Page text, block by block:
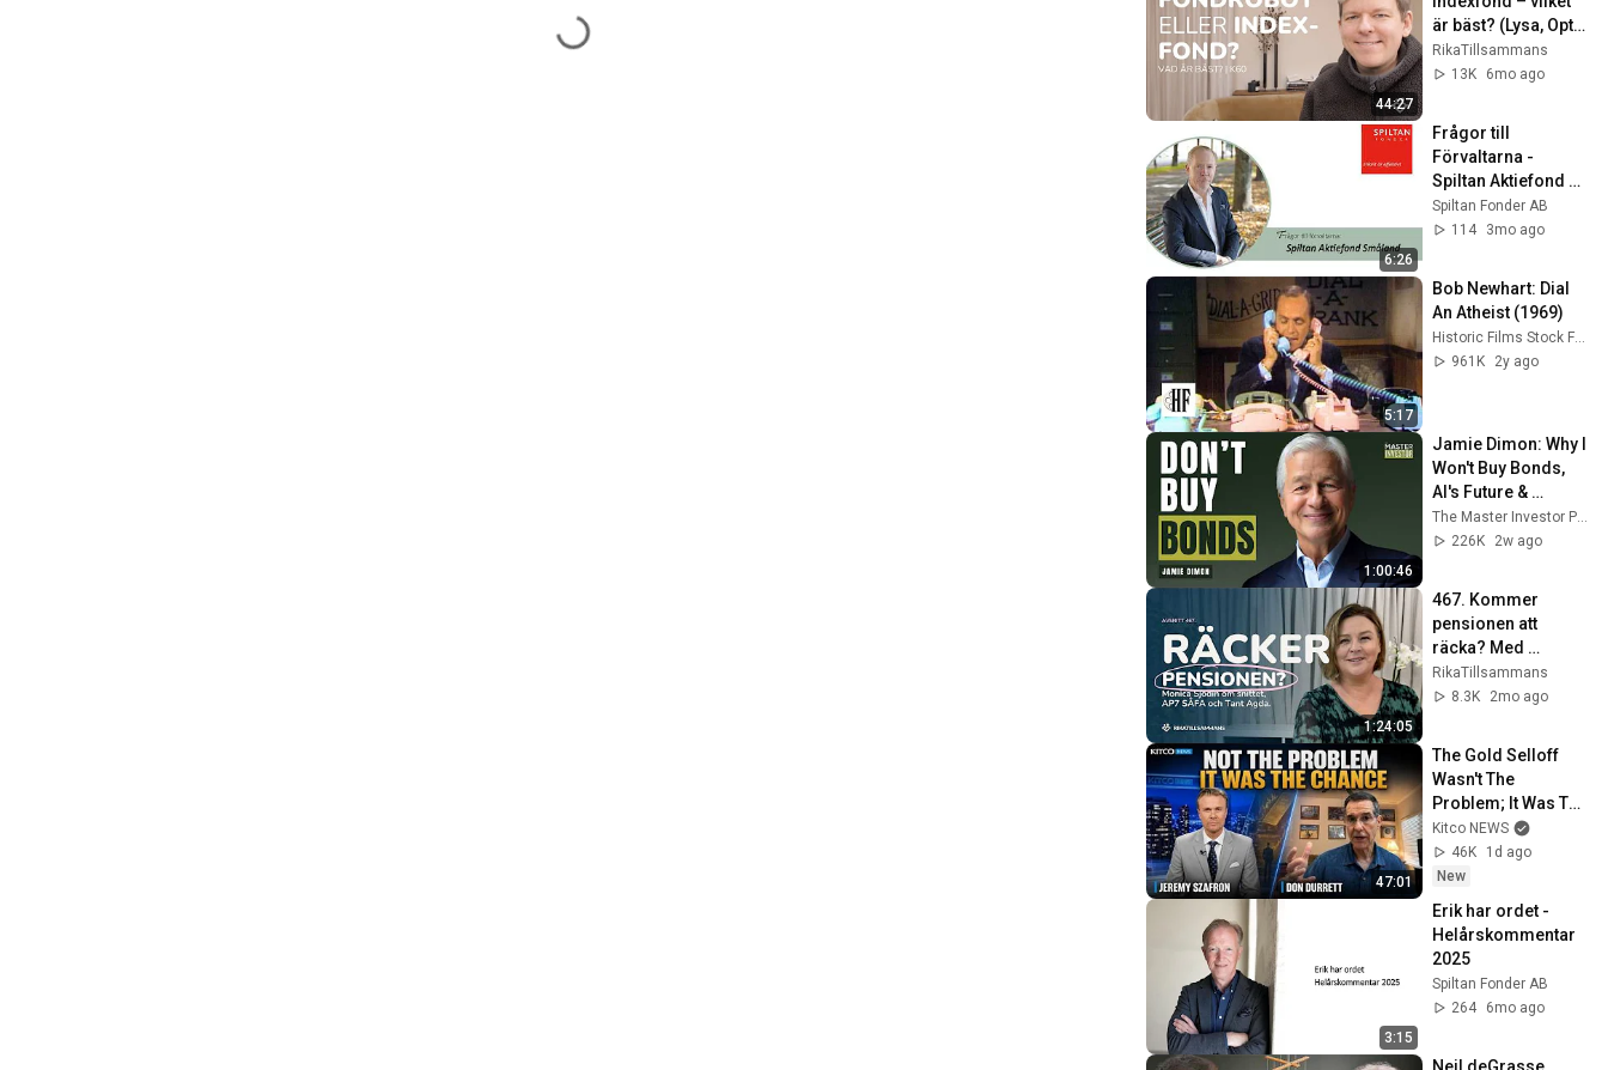
44:27
är bäst? (Lysa, Opti
eller göra det själv)
| K60
RikaTillsammans
13K
6mo ago
6:26
Frågor till
Förvaltarna -
Spiltan Aktiefond
Småland
Spiltan Fonder AB
114
3mo ago
5:17
Bob Newhart: Dial
An Atheist (1969)
Historic Films Stock Footage Archive
961K
2y ago
1:00:46
Jamie Dimon: Why I
Won't Buy Bonds,
AI's Future &
Leadership
Lessons
The Master Investor Podcast with Wilfred Frost
226K
2w ago
1:24:05
467. Kommer
pensionen att
räcka? Med
pensionsexperten
Monica Sjödin
RikaTillsammans
8.3K
2mo ago
47:01
The Gold Selloff
Wasn't The
Problem; It Was The
Opportunity | Don
Durrett
Kitco NEWS
46K
1d ago
New
3:15
Erik har ordet -
Helårskommentar
2025
Spiltan Fonder AB
264
6mo ago
Neil deGrasse